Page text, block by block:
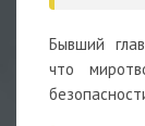
Бывший
что